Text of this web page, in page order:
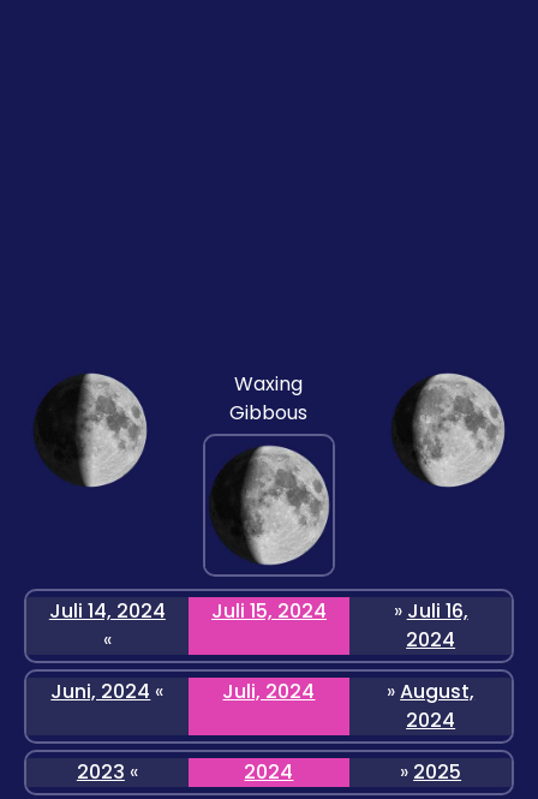
Waxing
Gibbous
Juli 14, 2024
«
Juli 15, 2024 » Juli 16,
2024
Juni, 2024 « Juli, 2024 »August,
2024
2023 « 2024 » 2025